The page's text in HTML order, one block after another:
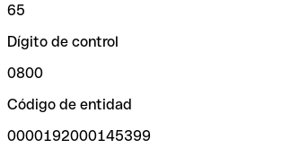
65
Dígito de control
0800
Código de entidad
0000192000145399